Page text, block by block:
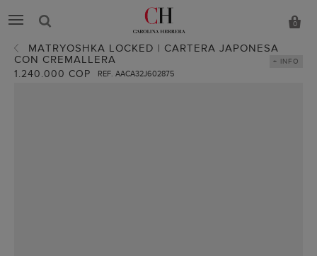
0
MATRYOSHKA LOCKED | CARTERA JAPONESA
CON CREMALLERA
1.240.000 COP REF. AACA32J602875
+ INFO